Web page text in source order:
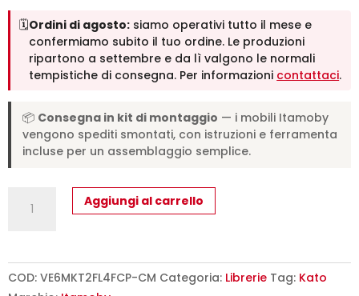
🗓️Ordini di agosto: siamo operativi tutto il mese e
confermiamo subito il tuo ordine. Le produzioni
ripartono a settembre e da lì valgono le normali
tempistiche di consegna. Per informazioni contattaci.
📦 Consegna in kit di montaggio — i mobili Itamoby
vengono spediti smontati, con istruzioni e ferramenta
incluse per un assemblaggio semplice.
M
Aggiungi al carrello
COD: VE6MKT2FL4FCP-CM Categoria: Librerie Tag: Kato